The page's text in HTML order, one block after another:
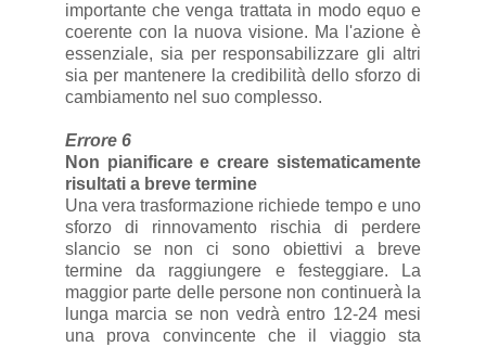
importante che venga trattata in modo equo e
coerente con la nuova visione. Ma l'azione è
essenziale, sia per responsabilizzare gli altri
sia per mantenere la credibilità dello sforzo di
cambiamento nel suo complesso.
Errore 6
Non pianificare e creare sistematicamente
risultati a breve termine
Una vera trasformazione richiede tempo e uno
sforzo di rinnovamento rischia di perdere
slancio se non ci sono obiettivi a breve
termine da raggiungere e festeggiare. La
maggior parte delle persone non continuerà la
lunga marcia se non vedrà entro 12-24 mesi
una prova convincente che il viaggio sta